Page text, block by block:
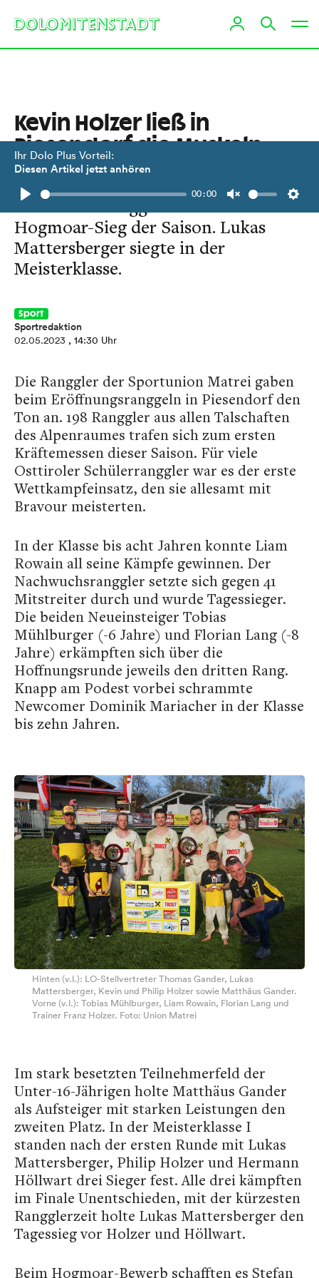
Ihr Dolo Plus Vorteil:
Diesen Artikel jetzt anhören
Play
00:00
Unmute
Kevin Holzer ließ in
Piesendorf die Muskeln
spielen
Der Kalser Ranggler holte den ersten
Hogmoar-Sieg der Saison. Lukas
Mattersberger siegte in der
Meisterklasse.
Sport
Sportredaktion
02.05.2023 , 14:30 Uhr
Die Ranggler der Sportunion Matrei gaben
beim Eröffnungsranggeln in Piesendorf den
Ton an. 198 Ranggler aus allen Talschaften
des Alpenraumes trafen sich zum ersten
Kräftemessen dieser Saison. Für viele
Osttiroler Schülerranggler war es der erste
Wettkampfeinsatz, den sie allesamt mit
Bravour meisterten.
In der Klasse bis acht Jahren konnte Liam
Rowain all seine Kämpfe gewinnen. Der
Nachwuchsranggler setzte sich gegen 41
Mitstreiter durch und wurde Tagessieger.
Die beiden Neueinsteiger Tobias
Mühlburger (-6 Jahre) und Florian Lang (-8
Jahre) erkämpften sich über die
Hoffnungsrunde jeweils den dritten Rang.
Knapp am Podest vorbei schrammte
Newcomer Dominik Mariacher in der Klasse
bis zehn Jahren.
Hinten (v.l.): LO-Stellvertreter Thomas Gander, Lukas
Mattersberger, Kevin und Philip Holzer sowie Matthäus Gander.
Vorne (v.l.): Tobias Mühlburger, Liam Rowain, Florian Lang und
Trainer Franz Holzer. Foto: Union Matrei
Im stark besetzten Teilnehmerfeld der
Unter-16-Jährigen holte Matthäus Gander
als Aufsteiger mit starken Leistungen den
zweiten Platz. In der Meisterklasse I
standen nach der ersten Runde mit Lukas
Mattersberger, Philip Holzer und Hermann
Höllwart drei Sieger fest. Alle drei kämpften
im Finale Unentschieden, mit der kürzesten
Rangglerzeit holte Lukas Mattersberger den
Tagessieg vor Holzer und Höllwart.
Beim Hogmoar-Bewerb schafften es Stefan